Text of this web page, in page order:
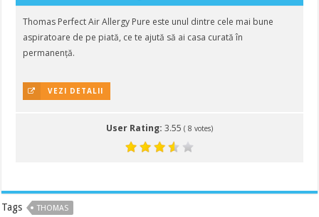
Thomas Perfect Air Allergy Pure este unul dintre cele mai bune
aspiratoare de pe piată, ce te ajută să ai casa curată în
permanență.
VEZI DETALII
User Rating: 3.55 ( 8 votes)
Tags THOMAS